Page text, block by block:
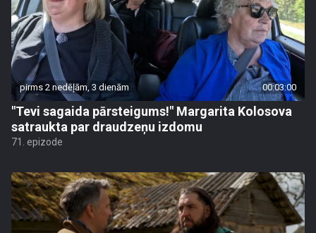
pirms 2 nedēļām, 3 dienām 00:03:00
"Tevi sagaida pārsteigums!" Margarita Kolosova
satraukta par draudzeņu izdomu
71. epizode